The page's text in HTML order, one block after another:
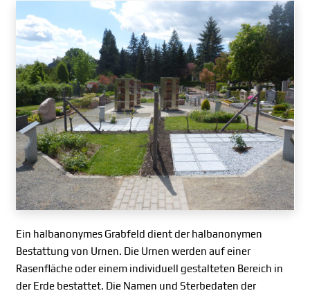
Ein halbanonymes Grabfeld dient der halbanonymen
Bestattung von Urnen. Die Urnen werden auf einer
Rasenfläche oder einem individuell gestalteten Bereich in
der Erde bestattet. Die Namen und Sterbedaten der